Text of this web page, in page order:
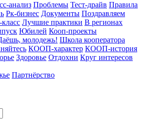
анализ Проблемы Тест-драйв Правила
Рк-бизнес Документы Поздравляем
Лучшие практики В регионах
Юбилей Кооп-проекты
молодежь! Школа кооператора
КООП-характер КООП-история
Здоровье Отдохни Круг интересов
Партнёрство